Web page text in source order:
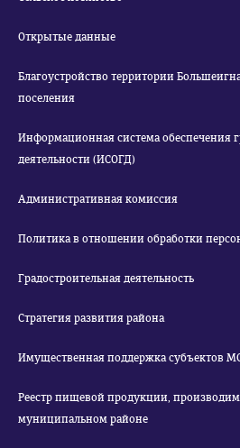
Открытые данные
Благоустройство территории
поселения
Информационная система обеспечения
деятельности (ИСОГД)
Административная комиссия
Политика в отношении обработки
Градостроительная деятельность
Стратегия развития района
Имущественная поддержка субъектов
Реестр пищевой продукции,
муниципальном районе